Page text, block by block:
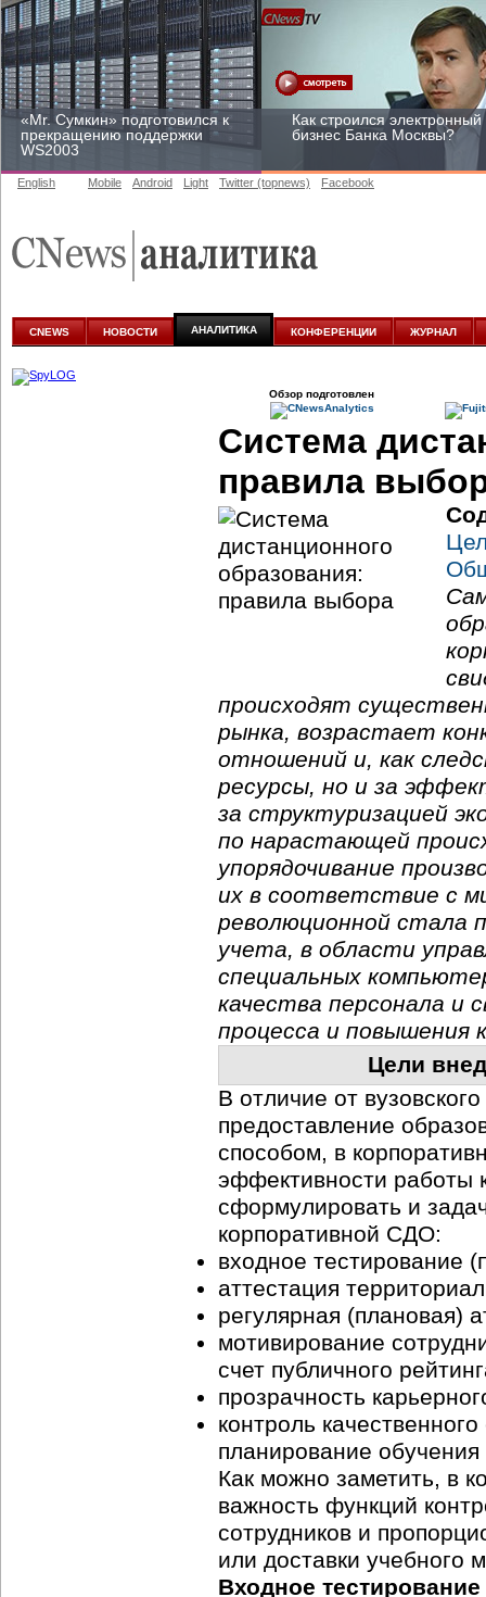
«Mr. Сумкин» подготовился к
прекращению поддержки
WS2003
Как строился электронный
бизнес Банка Москвы?
к аналитике
участвовать
English Mobile Android Light Twitter (topnews) Facebook
CNEWS НОВОСТИ АНАЛИТИКА КОНФЕРЕНЦИИ ЖУРНАЛ
Обзор подготовлен
Система
правила
происходят
рынка, возрастает
отношений и, как
ресурсы, но и за
за структуризацией
по нарастающей
упорядочивание
их в соответствие с
революционной стала
учета, в области
специальных
качества персонала и
процесса и повышения
Цели
В отличие от
предоставление
способом, в
эффективности работы
сформулировать и
корпоративной СДО:
входное тестирование
аттестация
регулярная (плановая)
мотивирование
счет публичного
прозрачность
контроль
планирование
Как можно заметить, в
важность функций
сотрудников и
или доставки учебного
Входное